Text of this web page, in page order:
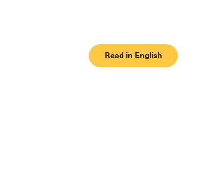
Read in English